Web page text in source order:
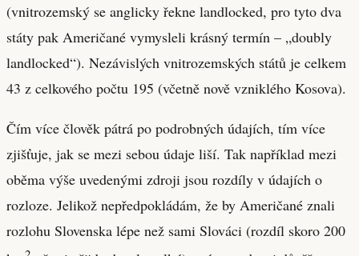
(vnitrozemský se anglicky řekne landlocked, pro tyto dva
státy pak Američané vymysleli krásný termín – „doubly
landlocked“). Nezávislých vnitrozemských států je celkem
43 z celkového počtu 195 (včetně nově vzniklého Kosova).
Čím více člověk pátrá po podrobných údajích, tím více
zjišťuje, jak se mezi sebou údaje liší. Tak například mezi
oběma výše uvedenými zdroji jsou rozdíly v údajích o
rozloze. Jelikož nepředpokládám, že by Američané znali
rozlohu Slovenska lépe než sami Slováci (rozdíl skoro 200